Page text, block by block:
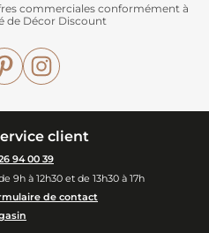
commerciales conformément à
de Décor Discount
Pinterest
client
94 00 39
9h à 12h30 et de 13h30 à 17h
de contact